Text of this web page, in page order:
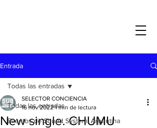
Entrada
Todas las entradas
Eventos de Sound System. Argentina
Todas las entradas
New single. CHUMU
SELECTOR CONCIENCIA
16 nov 2022 1 min de lectura